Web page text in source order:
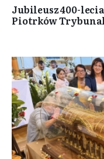
Jubileusz 400-
Piotrków